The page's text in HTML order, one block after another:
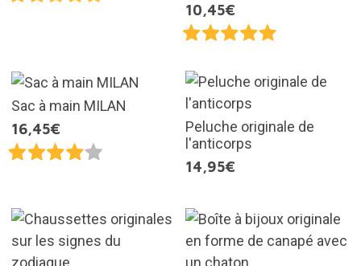
10,45€
Sac à main MILAN
16,45€
Peluche originale de
l'anticorps
14,95€